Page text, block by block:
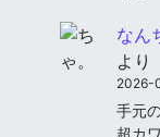
なん
より
2026-
手元
超カ